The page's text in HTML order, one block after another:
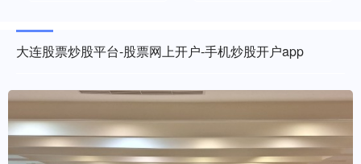
大连股票炒股平台-股票网上开户-手机炒股开户app